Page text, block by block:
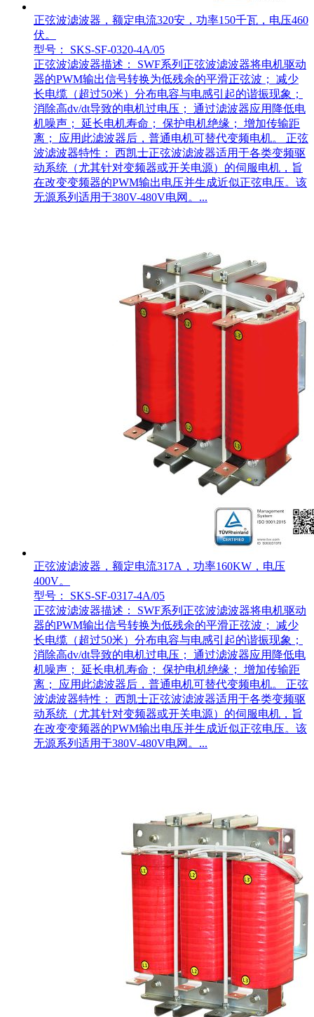
正弦波滤波器，额定电流320安，功率150千瓦，电压460
伏。
型号： SKS-SF-0320-4A/05
正弦波滤波器描述： SWF系列正弦波滤波器将电机驱动
器的PWM输出信号转换为低残余的平滑正弦波； 减少
长电缆（超过50米）分布电容与电感引起的谐振现象；
消除高dv/dt导致的电机过电压； 通过滤波器应用降低电
机噪声； 延长电机寿命； 保护电机绝缘； 增加传输距
离； 应用此滤波器后，普通电机可替代变频电机。 正弦
波滤波器特性： 西凯士正弦波滤波器适用于各类变频驱
动系统（尤其针对变频器或开关电源）的伺服电机，旨
在改变变频器的PWM输出电压并生成近似正弦电压。该
无源系列适用于380V-480V电网。...
正弦波滤波器，额定电流317A，功率160KW，电压
400V。
型号： SKS-SF-0317-4A/05
正弦波滤波器描述： SWF系列正弦波滤波器将电机驱动
器的PWM输出信号转换为低残余的平滑正弦波； 减少
长电缆（超过50米）分布电容与电感引起的谐振现象；
消除高dv/dt导致的电机过电压； 通过滤波器应用降低电
机噪声； 延长电机寿命； 保护电机绝缘； 增加传输距
离； 应用此滤波器后，普通电机可替代变频电机。 正弦
波滤波器特性： 西凯士正弦波滤波器适用于各类变频驱
动系统（尤其针对变频器或开关电源）的伺服电机，旨
在改变变频器的PWM输出电压并生成近似正弦电压。该
无源系列适用于380V-480V电网。...